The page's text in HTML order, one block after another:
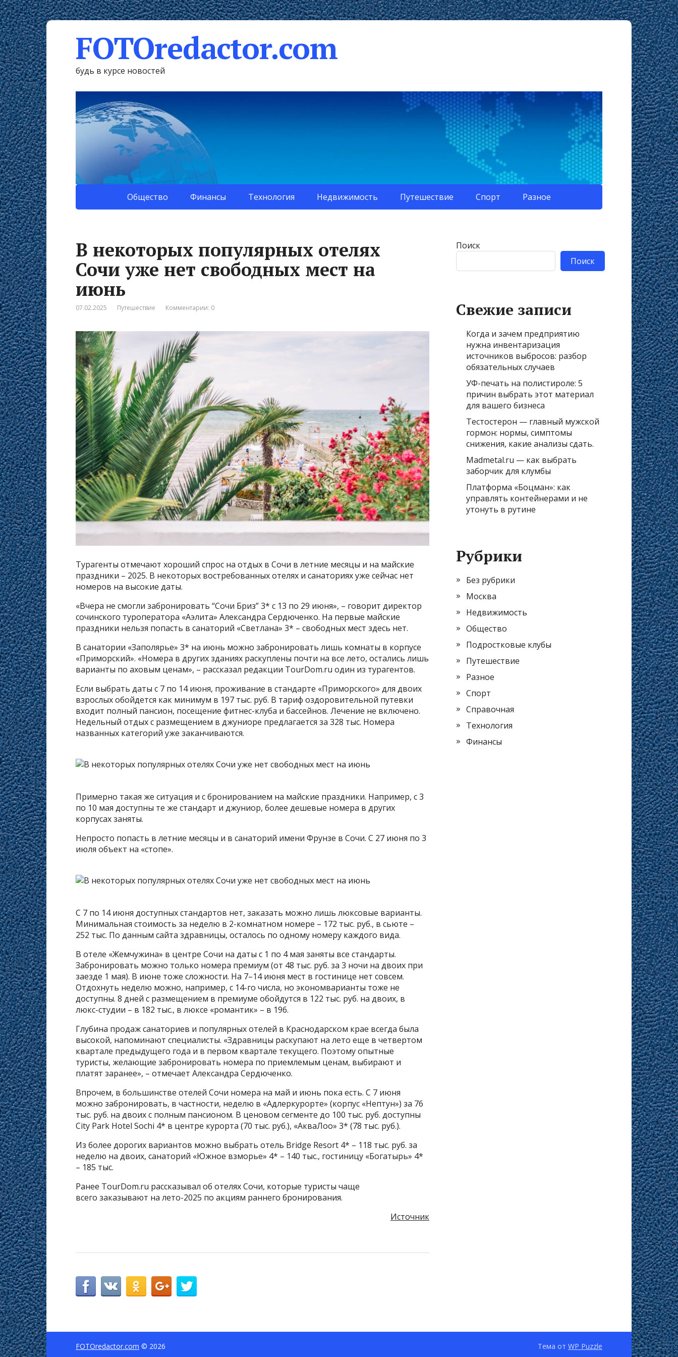
FOTOredactor.com
будь в курсе новостей
Общество Финансы Технология Недвижимость Путешествие Спорт Разное
В некоторых популярных отелях
Сочи уже нет свободных мест на
июнь
07.02.2025 Путешествие Комментарии: 0
Турагенты отмечают хороший спрос на отдых в Сочи в летние месяцы и на майские
праздники – 2025. В некоторых востребованных отелях и санаториях уже сейчас нет
номеров на высокие даты.
«Вчера не смогли забронировать “Сочи Бриз” 3* с 13 по 29 июня», – говорит директор
сочинского туроператора «Аэлита» Александра Сердюченко. На первые майские
праздники нельзя попасть в санаторий «Светлана» 3* – свободных мест здесь нет.
В санатории «Заполярье» 3* на июнь можно забронировать лишь комнаты в корпусе
«Приморский». «Номера в других зданиях раскуплены почти на все лето, остались лишь
варианты по аховым ценам», – рассказал редакции TourDom.ru один из турагентов.
Если выбрать даты с 7 по 14 июня, проживание в стандарте «Приморского» для двоих
взрослых обойдется как минимум в 197 тыс. руб. В тариф оздоровительной путевки
входит полный пансион, посещение фитнес-клуба и бассейнов. Лечение не включено.
Недельный отдых с размещением в джуниоре предлагается за 328 тыс. Номера
названных категорий уже заканчиваются.
Примерно такая же ситуация и с бронированием на майские праздники. Например, с 3
по 10 мая доступны те же стандарт и джуниор, более дешевые номера в других
корпусах заняты.
Непросто попасть в летние месяцы и в санаторий имени Фрунзе в Сочи. С 27 июня по 3
июля объект на «стопе».
С 7 по 14 июня доступных стандартов нет, заказать можно лишь люксовые варианты.
Минимальная стоимость за неделю в 2-комнатном номере – 172 тыс. руб., в сьюте –
252 тыс. По данным сайта здравницы, осталось по одному номеру каждого вида.
В отеле «Жемчужина» в центре Сочи на даты с 1 по 4 мая заняты все стандарты.
Забронировать можно только номера премиум (от 48 тыс. руб. за 3 ночи на двоих при
заезде 1 мая). В июне тоже сложности. На 7–14 июня мест в гостинице нет совсем.
Отдохнуть неделю можно, например, с 14-го числа, но экономварианты тоже не
доступны. 8 дней с размещением в премиуме обойдутся в 122 тыс. руб. на двоих, в
люкс-студии – в 182 тыс., в люксе «романтик» – в 196.
Глубина продаж санаториев и популярных отелей в Краснодарском крае всегда была
высокой, напоминают специалисты. «Здравницы раскупают на лето еще в четвертом
квартале предыдущего года и в первом квартале текущего. Поэтому опытные
туристы, желающие забронировать номера по приемлемым ценам, выбирают и
платят заранее», – отмечает Александра Сердюченко.
Впрочем, в большинстве отелей Сочи номера на май и июнь пока есть. С 7 июня
можно забронировать, в частности, неделю в «Адлеркурорте» (корпус «Нептун») за 76
тыс. руб. на двоих с полным пансионом. В ценовом сегменте до 100 тыс. руб. доступны
City Park Hotel Sochi 4* в центре курорта (70 тыс. руб.), «АкваЛоо» 3* (78 тыс. руб.).
Из более дорогих вариантов можно выбрать отель Bridge Resort 4* – 118 тыс. руб. за
неделю на двоих, санаторий «Южное взморье» 4* – 140 тыс., гостиницу «Богатырь» 4*
– 185 тыс.
Ранее TourDom.ru рассказывал об отелях Сочи, которые туристы чаще
всего заказывают на лето-2025 по акциям раннего бронирования.
Источник
Поиск
Поиск
Свежие записи
Когда и зачем предприятию
нужна инвентаризация
источников выбросов: разбор
обязательных случаев
УФ-печать на полистироле: 5
причин выбрать этот материал
для вашего бизнеса
Тестостерон — главный мужской
гормон: нормы, симптомы
снижения, какие анализы сдать.
Madmetal.ru — как выбрать
заборчик для клумбы
Платформа «Боцман»: как
управлять контейнерами и не
утонуть в рутине
Рубрики
Без рубрики
Москва
Недвижимость
Общество
Подростковые клубы
Путешествие
Разное
Спорт
Справочная
Технология
Финансы
FOTOredactor.com © 2026 Тема от WP Puzzle